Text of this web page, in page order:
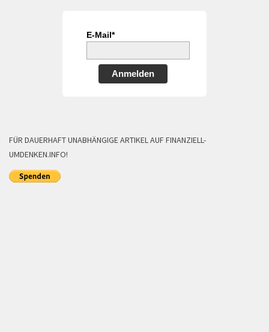
E-Mail*
Anmelden
FÜR DAUERHAFT UNABHÄNGIGE ARTIKEL AUF FINANZIELL-
UMDENKEN.INFO!